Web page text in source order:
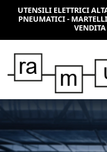
UTENSILI ELETTRICI
PNEUMATICI -